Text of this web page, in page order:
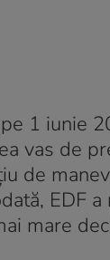
1 iunie
vas de
de
EDF
mare